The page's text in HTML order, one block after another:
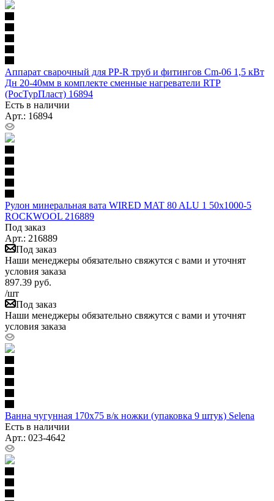
Аппарат сварочный для PP-R труб и фитингов Cm-06 1,5 кВт
Дн 20-40мм в комплекте сменные нагреватели RTP
(РосТурПласт) 16894
Есть в наличии
Арт.: 16894
Рулон минеральная вата WIRED MAT 80 ALU 1 50х1000-5
ROCKWOOL 216889
Под заказ
Арт.: 216889
Под заказ
Наши менеджеры обязательно свяжутся с вами и уточнят
условия заказа
897.39 руб.
/шт
Под заказ
Наши менеджеры обязательно свяжутся с вами и уточнят
условия заказа
Ванна чугунная 170х75 в/к ножки (упаковка 9 штук) Selena
Есть в наличии
Арт.: 023-4642